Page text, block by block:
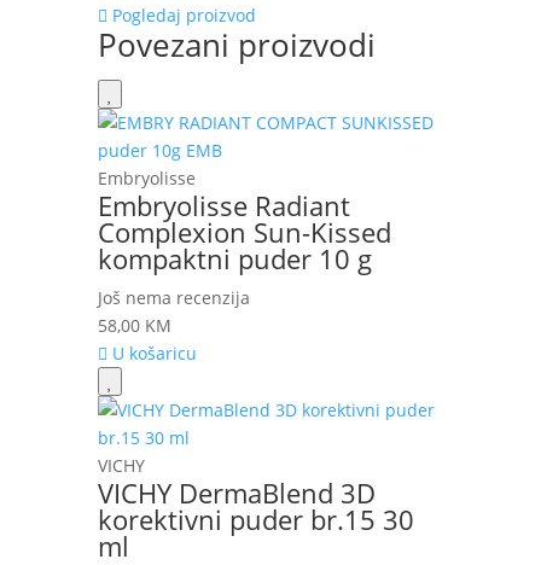
Pogledaj proizvod
Povezani proizvodi
Embryolisse
Embryolisse Radiant
Complexion Sun-Kissed
kompaktni puder 10 g
Još nema recenzija
58,00 KM
U košaricu
VICHY
VICHY DermaBlend 3D
korektivni puder br.15 30
ml